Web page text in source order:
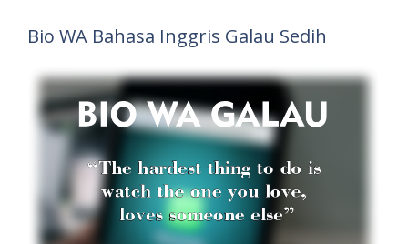
Bio WA Bahasa Inggris Galau Sedih